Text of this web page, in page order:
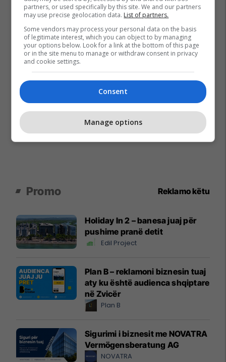
Promo Reklamo këtu
Holiday In 2 – banesa juaj për
pushime pranë detit
Edil Project
Plan B – reklamoni biznesin tuaj
aty ku është audienca shqiptare
në Zvicër
Plan B
Sigurimi i biznesit me NOVATRA
Vermögensberatung AG
NOVATRA
partners, or used specifically by this site. We and our partners
may use precise geolocation data. List of partners.
Some vendors may process your personal data on the basis
of legitimate interest, which you can object to by managing
your options below. Look for a link at the bottom of this page
or in the site menu to manage or withdraw consent in privacy
and cookie settings.
Consent
Manage options